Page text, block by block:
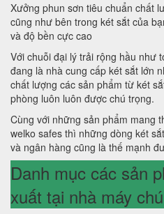
Xưởng phun sơn tiêu chuẩn chất
cũng như bên trong két sắt của
và độ bền cực cao
Với chuỗi đại lý trải rộng hầu như
đang là nhà cung cấp két sắt lớn
chất lượng các sản phẩm từ két
phòng luôn luôn được chú trọng.
Cùng với những sản phẩm mang
welko safes thì những dòng két
và ngân hàng cũng là thế mạnh
Danh mục các sản
xuất tại nhà máy